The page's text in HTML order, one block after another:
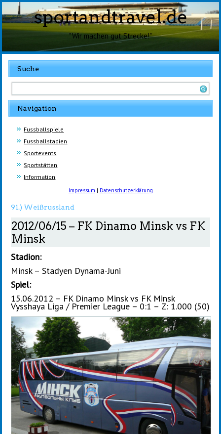
sportandtravel.de
"Wir machen gut Strecke!"
Suche
Navigation
Fussballspiele
Fussballstadien
Sportevents
Sportstätten
Information
Impressum | Datenschutzerklärung
91.) Weißrussland
2012/06/15 – FK Dinamo Minsk vs FK
Minsk
Stadion:
Minsk – Stadyen Dynama-Juni
Spiel:
15.06.2012 – FK Dinamo Minsk vs FK Minsk
Vysshaya Liga / Premier League – 0:1 – Z: 1.000 (50)